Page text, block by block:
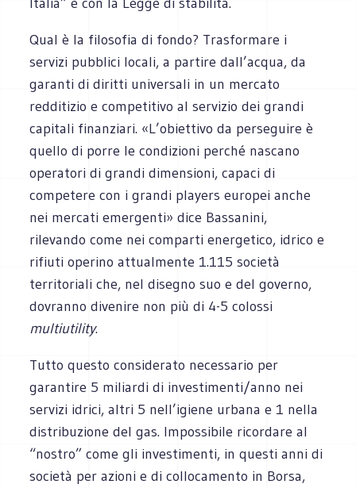
Qual è la filosofia di fondo? Trasformare i
servizi pubblici locali, a partire dall’acqua, da
garanti di diritti universali in un mercato
redditizio e competitivo al servizio dei grandi
capitali finanziari. «L’obiettivo da perseguire è
quello di porre le condizioni perché nascano
operatori di grandi dimensioni, capaci di
competere con i grandi players europei anche
nei mercati emergenti» dice Bassanini,
rilevando come nei comparti energetico, idrico e
rifiuti operino attualmente 1.115 società
territoriali che, nel disegno suo e del governo,
dovranno divenire non più di 4-5 colossi
multiutility.
Tutto questo considerato necessario per
garantire 5 miliardi di investimenti/anno nei
servizi idrici, altri 5 nell’igiene urbana e 1 nella
distribuzione del gas. Impossibile ricordare al
“nostro” come gli investimenti, in questi anni di
società per azioni e di collocamento in Borsa,